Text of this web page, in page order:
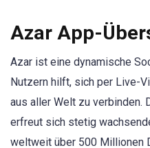
Azar App-
Azar ist eine dynamische
Nutzern hilft, sich per Live-
aus aller Welt zu
erfreut sich stetig
weltweit über 500 Millionen